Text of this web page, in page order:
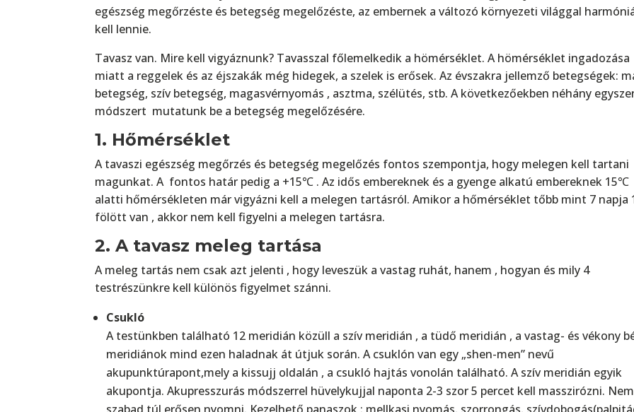
egészség megőrzéste és betegség megelőzéste, az embernek a változó környezeti világgal
kell lennie.
Tavasz van. Mire kell vigyáznunk? Tavasszal főlemelkedik a hömérséklet. A hömérséklet ingadozása
miatt a reggelek és az éjszakák még hidegek, a szelek is erősek. Az évszakra jellemző betegségek:
betegség, szív betegség, magasvérnyomás , asztma, szélütés, stb. A következőekben néhány
módszert mutatunk be a betegség megelőzésére.
1. Hőmérséklet
A tavaszi egészség megőrzés és betegség megelőzés fontos szempontja, hogy melegen kell tartani
magunkat. A fontos határ pedig a +15℃ . Az idős embereknek és a gyenge alkatú embereknek 15℃
alatti hőmérsékleten már vigyázni kell a melegen tartásról. Amikor a hőmérséklet tőbb mint 7
fölött van , akkor nem kell figyelni a melegen tartásra.
2. A tavasz meleg tartása
A meleg tartás nem csak azt jelenti , hogy leveszük a vastag ruhát, hanem , hogyan és mily 4
testrészünkre kell különös figyelmet szánni.
Csukló
A testünkben található 12 meridián közüll a szív meridián , a tüdő meridián , a vastag- és vékony
meridiánok mind ezen haladnak át útjuk során. A csuklón van egy „shen-men” nevű
akupunktúrapont,mely a kissujj oldalán , a csukló hajtás vonolán található. A szív meridián egyik
akupontja. Akupresszurás módszerrel hüvelykujjal naponta 2-3 szor 5 percet kell masszirózni. Nem